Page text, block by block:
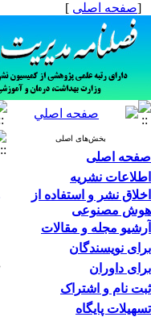
[صفحه اصلی ]
بخش‌های اصلی
صفحه اصلی
اطلاعات نشریه
اخلاق نشر و استفاده از
هوش مصنوعی
آرشیو مجله و مقالات
برای نویسندگان
برای داوران
ثبت نام و اشتراک
تسهیلات پایگاه